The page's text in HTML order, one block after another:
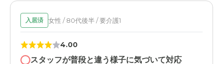
入居済 女性 / 80代後半 / 要介護1
4.00
スタッフが普段と違う様子に気づいて対応